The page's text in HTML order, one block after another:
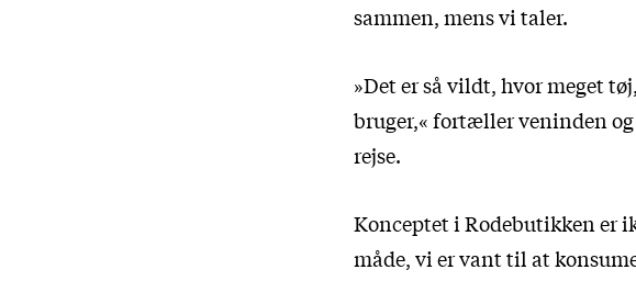
sammen, mens vi taler.
»Det er så vildt, hvor meget
bruger,« fortæller veninden
rejse.
Konceptet i Rodebutikken er
måde, vi er vant til at